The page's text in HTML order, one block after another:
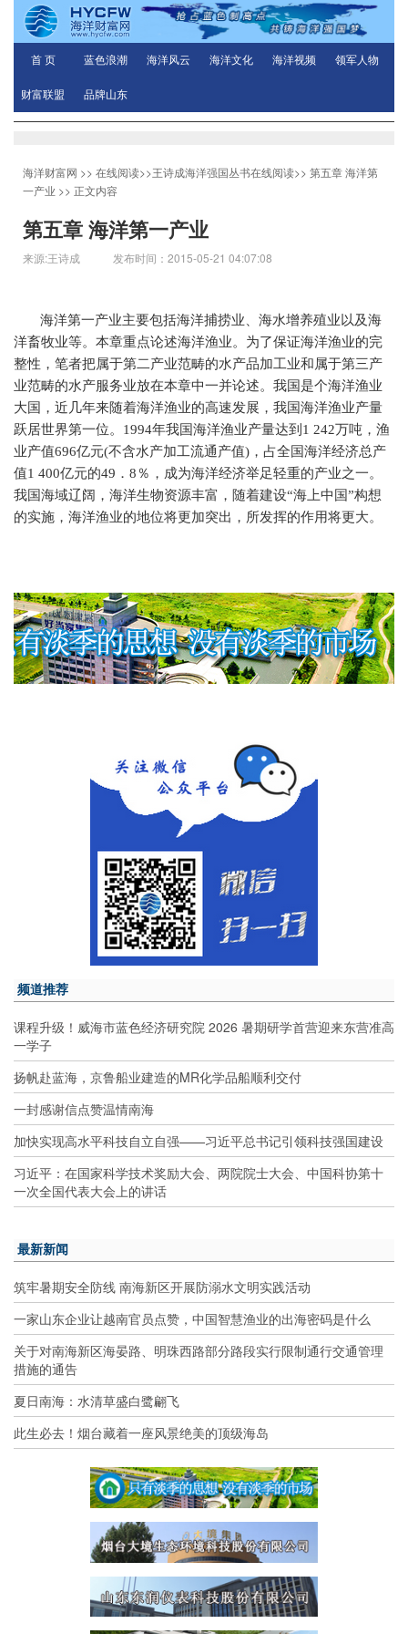
首 页 蓝色浪潮 海洋风云 海洋文化 海洋视频 领军人物
财富联盟 品牌山东
海洋财富网 >> 在线阅读>>王诗成海洋强国丛书在线阅读>> 第五章 海洋第
一产业 >> 正文内容
第五章 海洋第一产业
来源:王诗成 发布时间：2015-05-21 04:07:08
海洋第一产业主要包括海洋捕捞业、海水增养殖业以及海
洋畜牧业等。本章重点论述海洋渔业。为了保证海洋渔业的完
整性，笔者把属于第二产业范畴的水产品加工业和属于第三产
业范畴的水产服务业放在本章中一并论述。我国是个海洋渔业
大国，近几年来随着海洋渔业的高速发展，我国海洋渔业产量
跃居世界第一位。 1994年我国海洋渔业产量达到 1 242万吨，渔
业产值696亿元(不含水产加工流通产值) ，占全国海洋经济总产
值1 400亿元的49 ． 8 ％，成为海洋经济举足轻重的产业之一。
我国海域辽阔，海洋生物资源丰富，随着建设“海上中国”构想
的实施，海洋渔业的地位将更加突出，所发挥的作用将更大。
频道推荐
课程升级！威海市蓝色经济研究院 2026 暑期研学首营迎来东营准高
一学子
扬帆赴蓝海，京鲁船业建造的MR化学品船顺利交付
一封感谢信点赞温情南海
加快实现高水平科技自立自强——习近平总书记引领科技强国建设
习近平：在国家科学技术奖励大会、两院院士大会、中国科协第十
一次全国代表大会上的讲话
最新新闻
筑牢暑期安全防线 南海新区开展防溺水文明实践活动
一家山东企业让越南官员点赞，中国智慧渔业的出海密码是什么
关于对南海新区海晏路、明珠西路部分路段实行限制通行交通管理
措施的通告
夏日南海：水清草盛白鹭翩飞
此生必去！烟台藏着一座风景绝美的顶级海岛